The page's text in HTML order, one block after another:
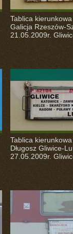
Tablica
Galicja Rzeszów-
21.05.2009r.
Tablica
Długosz Gliwice-
27.05.2009r.